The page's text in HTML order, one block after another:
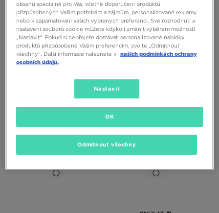
ONLY AT ONLY AT
NIKE TRIČKO NSW ESSENTIALS
obsahu speciálně pro Vás, včetně doporučení produktů
přizpůsobených Vašim potřebám a zájmům, personalizované reklamy
nebo k zapamatování vašich vybraných preferencí. Své rozhodnutí a
nastavení souborů cookie můžete kdykoli změnit výběrem možnosti
„Nastavit“. Pokud si nepřejete dostávat personalizované nabídky
produktů přizpůsobené Vašim preferencím, zvolte „Odmítnout
všechny“. Další informace naleznete v našich podmínkách ochrany
osobních údajů.
Nastavit
Odmítnout všechny
OK